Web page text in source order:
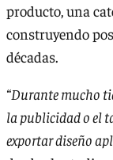
producto, una
construyendo
décadas.
“Durante mucho
la publicidad o el
exportar diseño